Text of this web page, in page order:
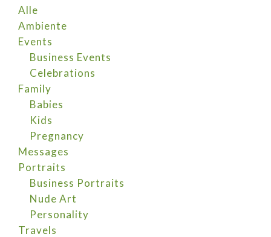
Alle
Ambiente
Events
Business Events
Celebrations
Family
Babies
Kids
Pregnancy
Messages
Portraits
Business Portraits
Nude Art
Personality
Travels